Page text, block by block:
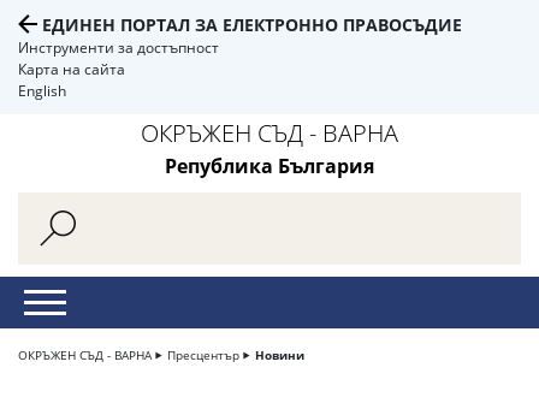
ЕДИНЕН ПОРТАЛ ЗА ЕЛЕКТРОННО ПРАВОСЪДИЕ
Инструменти за достъпност
Карта на сайта
English
ОКРЪЖЕН СЪД - ВАРНА
Република България
ОКРЪЖЕН СЪД - ВАРНА Пресцентър Новини